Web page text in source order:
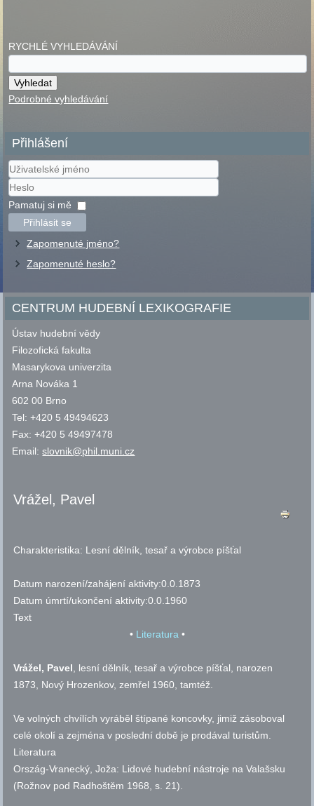
RYCHLÉ VYHLEDÁVÁNÍ
Podrobné vyhledávání
Přihlášení
Uživatelské
jméno
Heslo
Pamatuj si mě
Přihlásit se
Zapomenuté jméno?
Zapomenuté heslo?
CENTRUM HUDEBNÍ LEXIKOGRAFIE
Ústav hudební vědy
Filozofická fakulta
Masarykova univerzita
Arna Nováka 1
602 00 Brno
Tel: +420 5 49494623
Fax: +420 5 49497478
Email:slovnik@phil.muni.cz
Vrážel, Pavel
Charakteristika: Lesní dělník, tesař a výrobce píšťal
Datum narození/zahájení aktivity:0.0.1873
Datum úmrtí/ukončení aktivity:0.0.1960
Text
• Literatura•
Vrážel, Pavel, lesní dělník, tesař a výrobce píšťal, narozen
1873, Nový Hrozenkov, zemřel 1960, tamtéž.
Ve volných chvílích vyráběl štípané koncovky, jimiž zásoboval
celé okolí a zejména v poslední době je prodával turistům.
Literatura
Ország-Vranecký, Joža: Lidové hudební nástroje na Valašsku
(Rožnov pod Radhoštěm 1968, s. 21).